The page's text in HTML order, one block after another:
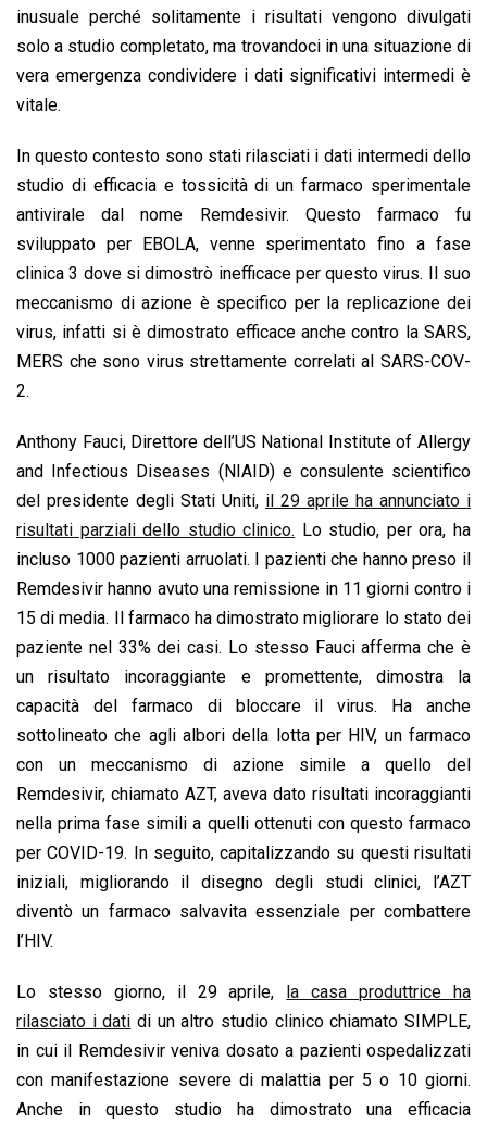
inusuale perché solitamente i risultati vengono divulgati
solo a studio completato, ma trovandoci in una situazione di
vera emergenza condividere i dati significativi intermedi è
vitale.
In questo contesto sono stati rilasciati i dati intermedi dello
studio di efficacia e tossicità di un farmaco sperimentale
antivirale dal nome Remdesivir. Questo farmaco fu
sviluppato per EBOLA, venne sperimentato fino a fase
clinica 3 dove si dimostrò inefficace per questo virus. Il suo
meccanismo di azione è specifico per la replicazione dei
virus, infatti si è dimostrato efficace anche contro la SARS,
MERS che sono virus strettamente correlati al SARS-COV-
2.
Anthony Fauci, Direttore dell’US National Institute of Allergy
and Infectious Diseases (NIAID) e consulente scientifico
del presidente degli Stati Uniti, il 29 aprile ha annunciato i
risultati parziali dello studio clinico. Lo studio, per ora, ha
incluso 1000 pazienti arruolati. I pazienti che hanno preso il
Remdesivir hanno avuto una remissione in 11 giorni contro i
15 di media. Il farmaco ha dimostrato migliorare lo stato dei
paziente nel 33% dei casi. Lo stesso Fauci afferma che è
un risultato incoraggiante e promettente, dimostra la
capacità del farmaco di bloccare il virus. Ha anche
sottolineato che agli albori della lotta per HIV, un farmaco
con un meccanismo di azione simile a quello del
Remdesivir, chiamato AZT, aveva dato risultati incoraggianti
nella prima fase simili a quelli ottenuti con questo farmaco
per COVID-19. In seguito, capitalizzando su questi risultati
iniziali, migliorando il disegno degli studi clinici, l’AZT
diventò un farmaco salvavita essenziale per combattere
l’HIV.
Lo stesso giorno, il 29 aprile,
la casa produttrice ha
rilasciato i dati di un altro studio clinico chiamato SIMPLE,
in cui il Remdesivir veniva dosato a pazienti ospedalizzati
con manifestazione severe di malattia per 5 o 10 giorni.
Anche in questo studio ha dimostrato una efficacia